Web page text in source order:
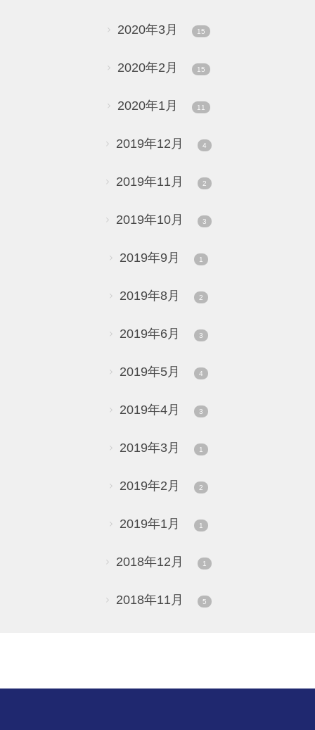
2020年3月 15
2020年2月 15
2020年1月 11
2019年12月 4
2019年11月 2
2019年10月 3
2019年9月 1
2019年8月 2
2019年6月 3
2019年5月 4
2019年4月 3
2019年3月 1
2019年2月 2
2019年1月 1
2018年12月 1
2018年11月 5